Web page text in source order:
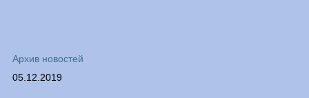
Архив новостей
05.12.2019